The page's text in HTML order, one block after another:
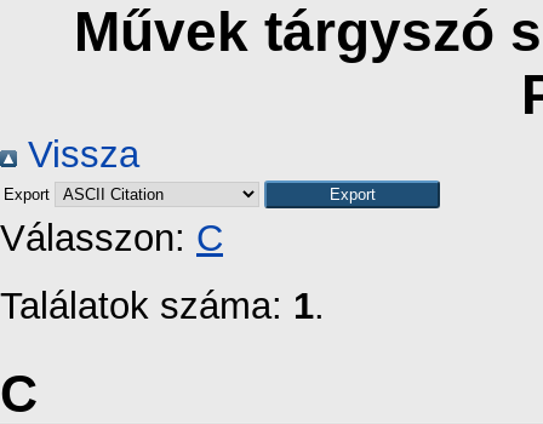
Művek tárgyszó
Vissza
Export
Válasszon: C
Találatok száma: 1.
C